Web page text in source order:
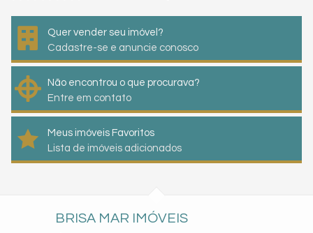
Quer vender seu imóvel?
Cadastre-se e anuncie conosco
Não encontrou o que procurava?
Entre em contato
Meus imóveis Favoritos
Lista de imóveis adicionados
BRISA MAR IMÓVEIS